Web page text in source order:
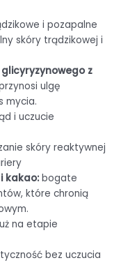
i pozapalne
skóry trądzikowej i
z
ulgę
mycia.
i uczucie
skóry reaktywnej
i kakao:bogate
które chronią
na etapie
bez uczucia